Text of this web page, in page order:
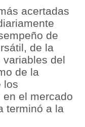
acertadas
de
de la
del
de la
los
el mercado
terminó a la